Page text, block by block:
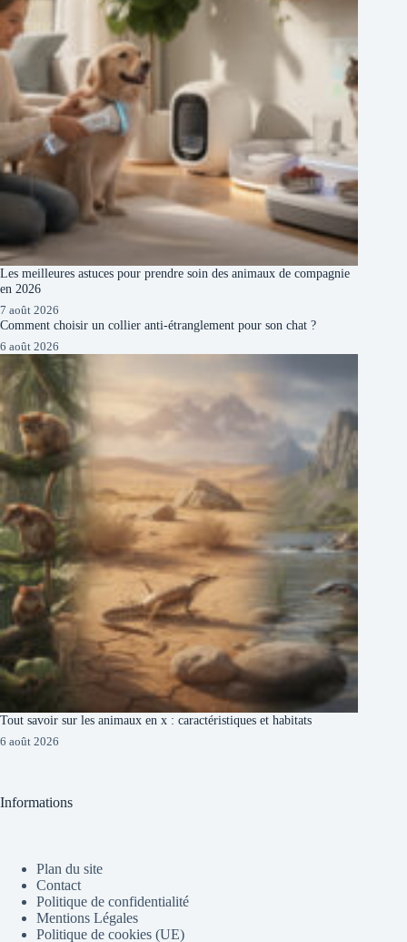
Les meilleures astuces pour prendre soin des animaux de compagnie
en 2026
7 août 2026
Comment choisir un collier anti-étranglement pour son chat ?
6 août 2026
Tout savoir sur les animaux en x : caractéristiques et habitats
6 août 2026
Informations
Plan du site
Contact
Politique de confidentialité
Mentions Légales
Politique de cookies (UE)